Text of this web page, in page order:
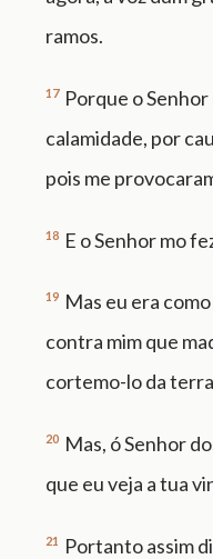
ramos.
17 Porque o
calamidade, por
pois me
18 E o Senhor mo
19 Mas eu era
contra mim que
cortemo-lo da
20 Mas, ó Senhor
que eu veja a tua
21
Portanto assim